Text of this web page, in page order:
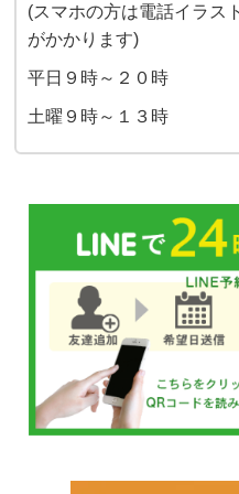
(スマホの方は電話イラス
がかかります)
平日９時～２０時
土曜９時～１３時